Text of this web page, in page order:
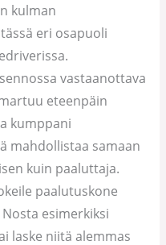
kulman
eri osapuoli
vastaanottava
eteenpäin
kumppani
mahdollistaa samaan
kuin paaluttaja.
paalutuskone
esimerkiksi
laske niitä alemmas